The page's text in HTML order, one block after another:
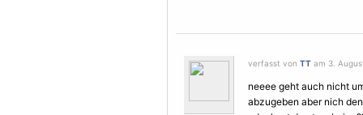
verfasst von TT am 3.
neeee geht auch nicht
abzugeben aber nich